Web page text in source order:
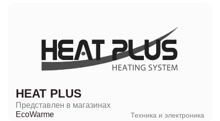
HEAT PLUS
Представлен в магазинах
EcoWarme
Техника и электроника